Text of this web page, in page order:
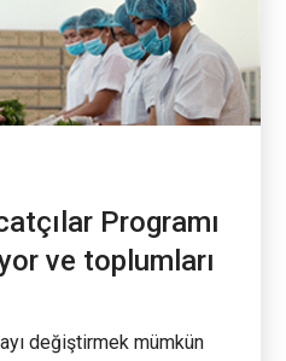
Programı
ve toplumları
değiştirmek mümkün